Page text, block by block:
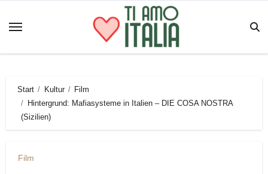
Inhalt
Start Kultur
Film
Hintergrund: Mafiasysteme in Italien – DIE COSA NOSTRA
(Sizilien)
Film